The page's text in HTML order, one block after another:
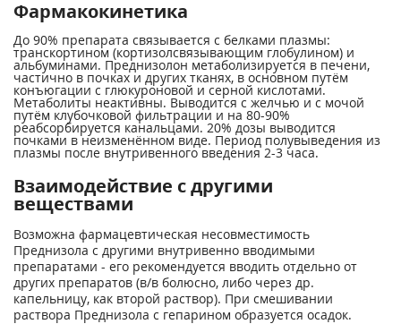
Фармакокинетика
До 90% препарата связывается с белками плазмы:
транскортином (кортизолсвязывающим глобулином) и
альбуминами. Преднизолон метаболизируется в печени,
частично в почках и других тканях, в основном путём
конъюгации с глюкуроновой и серной кислотами.
Метаболиты неактивны. Выводится с желчью и с мочой
путём клубочковой фильтрации и на 80-90%
реабсорбируется канальцами. 20% дозы выводится
почками в неизменённом виде. Период полувыведения из
плазмы после внутривенного введения 2-3 часа.
Взаимодействие с другими
веществами
Возможна фармацевтическая несовместимость
Преднизола с другими внутривенно вводимыми
препаратами - его рекомендуется вводить отдельно от
других препаратов (в/в болюсно, либо через др.
капельницу, как второй раствор). При смешивании
раствора Преднизола с гепарином образуется осадок.